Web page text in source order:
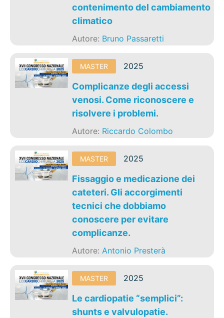
contenimento del cambiamento
climatico
Autore: Bruno Passaretti
MASTER 2025
Complicanze degli accessi
venosi. Come riconoscere e
risolvere i problemi.
Autore: Riccardo Colombo
MASTER 2025
Fissaggio e medicazione dei
cateteri. Gli accorgimenti
tecnici che dobbiamo
conoscere per evitare
complicanze.
Autore:Antonio Presterà
MASTER 2025
Le cardiopatie “semplici”:
shunts e valvulopatie.